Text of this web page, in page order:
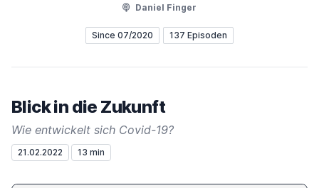
Daniel Finger
Since 07/2020 137 Episoden
Blick in die Zukunft
Wie entwickelt sich Covid-19?
21.02.2022 13 min